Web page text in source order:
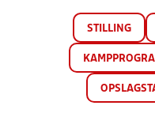
STILLING